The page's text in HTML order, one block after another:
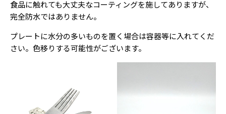
食品に触れても大丈夫なコーティングを施してありますが、
完全防水ではありません。
プレートに水分の多いものを置く場合は容器等に入れてくだ
さい。色移りする可能性がございます。